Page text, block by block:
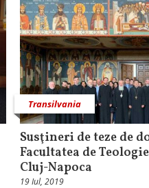
Transilvania
Susţineri de teze de
Facultatea de
Cluj-Napoca
19 Iul, 2019